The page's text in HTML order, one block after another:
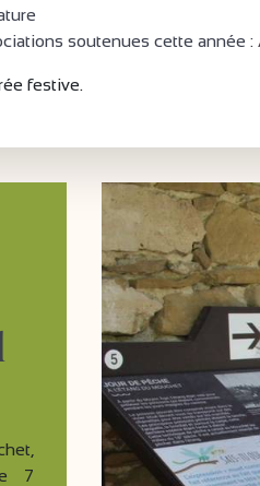
soutenues cette année
festive.
7